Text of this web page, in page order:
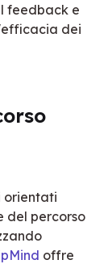
feedback e
dei
orientati
del percorso
offre